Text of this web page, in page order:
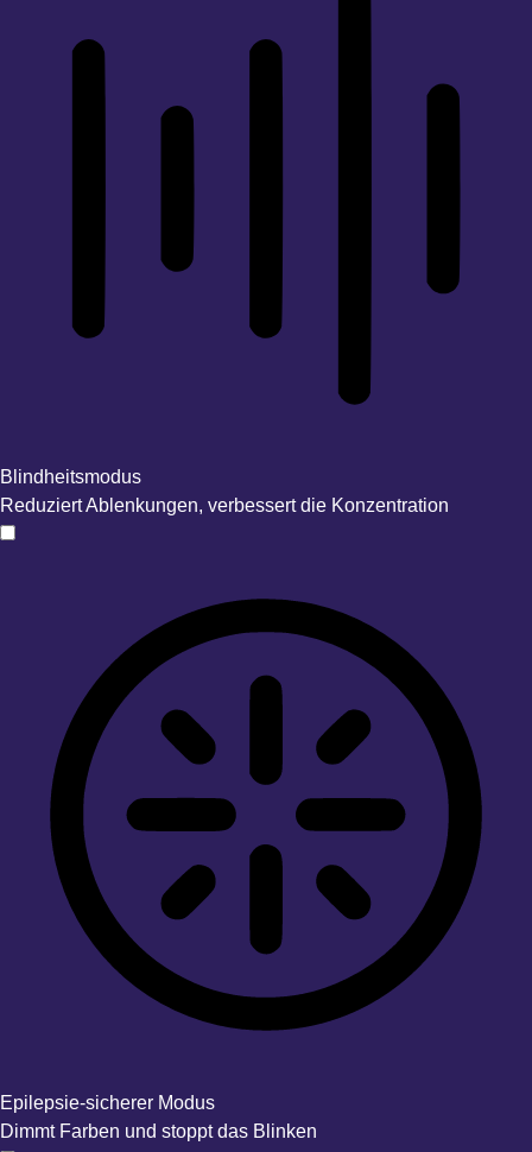
Blindheitsmodus
Reduziert Ablenkungen, verbessert die Konzentration
Epilepsie-sicherer Modus
Dimmt Farben und stoppt das Blinken